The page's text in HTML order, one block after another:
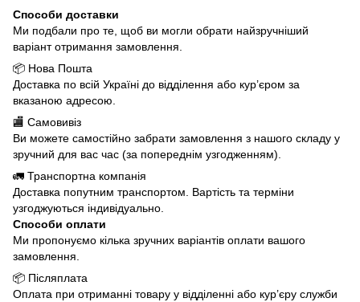
Способи доставки
Ми подбали про те, щоб ви могли обрати найзручніший
варіант отримання замовлення.
📦 Нова Пошта
Доставка по всій Україні до відділення або кур’єром за
вказаною адресою.
🏬 Самовивіз
Ви можете самостійно забрати замовлення з нашого складу у
зручний для вас час (за попереднім узгодженням).
🚛 Транспортна компанія
Доставка попутним транспортом. Вартість та терміни
узгоджуються індивідуально.
Способи оплати
Ми пропонуємо кілька зручних варіантів оплати вашого
замовлення.
📦 Післяплата
Оплата при отриманні товару у відділенні або кур’єру служби